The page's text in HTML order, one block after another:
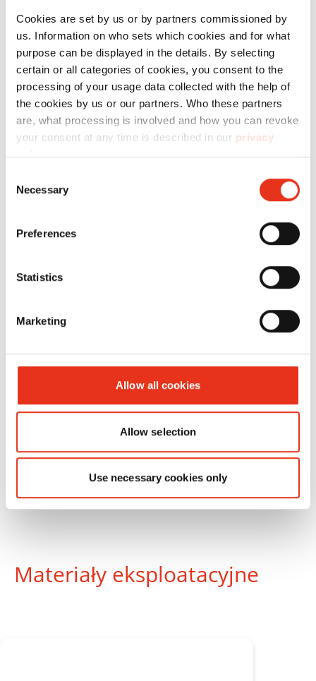
Cookies are set by us or by partners commissioned by
us. Information on who sets which cookies and for what
purpose can be displayed in the details. By selecting
certain or all categories of cookies, you consent to the
processing of your usage data collected with the help of
the cookies by us or our partners. Who these partners
are, what processing is involved and how you can revoke
your consent at any time is described in our privacy
policy.
Selection
Necessary
Preferences
Statistics
Marketing
Allow all cookies
Allow selection
Use necessary cookies only
HSM VK
4212
6647000 420 kN
kg
4812
480 kN
450
kg
Materiały eksploatacyjne